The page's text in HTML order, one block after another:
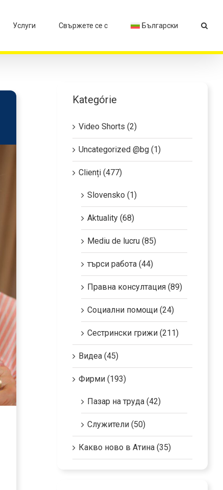
Услуги Свържете се с Български
Kategórie
Video Shorts (2)
Uncategorized @bg (1)
Clienți (477)
Slovensko (1)
Aktuality (68)
Mediu de lucru (85)
търси работа (44)
Правна консултация (89)
Социални помощи (24)
Сестрински грижи (211)
Видеа (45)
Фирми (193)
Пазар на труда (42)
Служители (50)
Какво ново в Атина (35)